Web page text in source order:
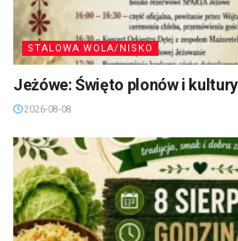
STALOWA WOLA/NISKO
Jeżówe: Święto plonów i
2026-08-08